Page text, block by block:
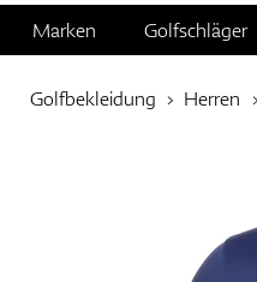
Marken Golfschläger
Golfbekleidung Herren